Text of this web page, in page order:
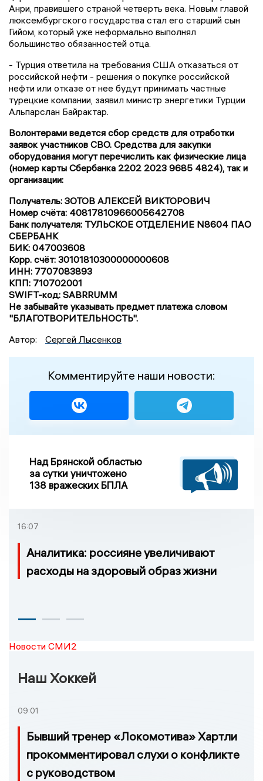
Анри, правившего страной четверть века. Новым главой
люксембургского государства стал его старший сын
Гийом, который уже неформально выполнял
большинство обязанностей отца.
- Турция ответила на требования США отказаться от
российской нефти - решения о покупке российской
нефти или отказе от нее будут принимать частные
турецкие компании, заявил министр энергетики Турции
Альпарслан Байрактар.
Волонтерами ведется сбор средств для отработки
заявок участников СВО. Средства для закупки
оборудования могут перечислить как физические лица
(номер карты Сбербанка 2202 2023 9685 4824), так и
организации:
Получатель: ЗОТОВ АЛЕКСЕЙ ВИКТОРОВИЧ
Номер счёта: 40817810966005642708
Банк получателя: ТУЛЬСКОЕ ОТДЕЛЕНИЕ N8604 ПАО
СБЕРБАНК
БИК: 047003608
Корр. счёт: 30101810300000000608
ИНН: 7707083893
КПП: 710702001
SWIFT-код: SABRRUMM
Не забывайте указывать предмет платежа словом
"БЛАГОТВОРИТЕЛЬНОСТЬ".
Автор:
Сергей Лысенков
Комментируйте наши новости:
Над Брянской областью
за сутки уничтожено
138 вражеских БПЛА
16:07
Аналитика: россияне увеличивают
расходы на здоровый образ жизни
Новости СМИ2
Наш Хоккей
09:01
Бывший тренер «Локомотива» Хартли
прокомментировал слухи о конфликте
с руководством